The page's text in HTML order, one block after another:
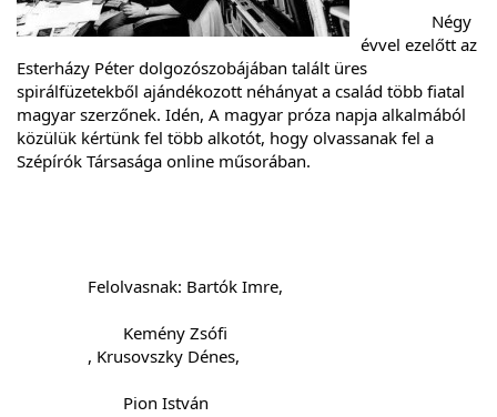
évvel ezelőtt az
Esterházy Péter dolgozószobájában talált üres
spirálfüzetekből ajándékozott néhányat a család több fiatal
magyar szerzőnek. Idén, A magyar próza napja alkalmából
közülük kértünk fel több alkotót, hogy olvassanak fel a
Szépírók Társasága online műsorában.
Kemény Zsófi
Pion István